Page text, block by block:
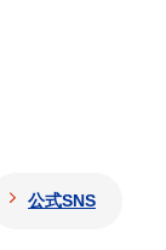
公式SNS